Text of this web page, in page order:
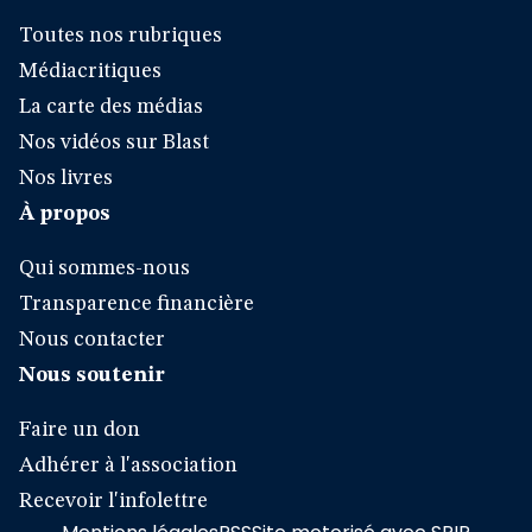
Toutes nos rubriques
Médiacritiques
La carte des médias
Nos vidéos sur Blast
Nos livres
À propos
Qui sommes-nous
Transparence financière
Nous contacter
Nous soutenir
Faire un don
Adhérer à l'association
Recevoir l'infolettre